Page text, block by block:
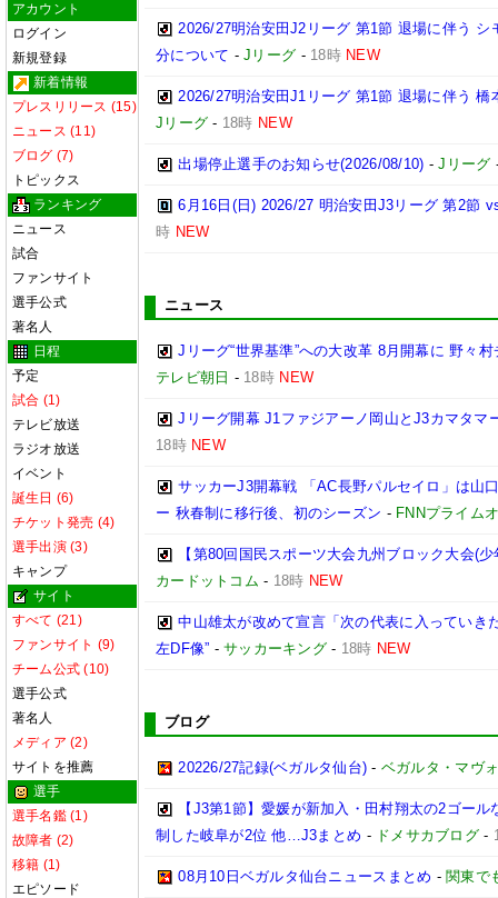
アカウント
ログイン
新規登録
新着情報
プレスリリース (15)
ニュース (11)
ブログ (7)
トピックス
ランキング
ニュース
試合
ファンサイト
選手公式
著名人
日程
予定
試合 (1)
テレビ放送
ラジオ放送
イベント
誕生日 (6)
チケット発売 (4)
選手出演 (3)
キャンプ
サイト
すべて (21)
ファンサイト (9)
チーム公式 (10)
選手公式
著名人
メディア (2)
サイトを推薦
選手
選手名鑑 (1)
故障者 (2)
移籍 (1)
エピソード
2026/27明治安田J2リーグ 第1節 退場に伴う
分について -Jリーグ - 18時 NEW
2026/27明治安田J1リーグ 第1節 退場に伴う
Jリーグ - 18時 NEW
出場停止選手のお知らせ(2026/08/10) -Jリーグ
6月16日(日) 2026/27 明治安田J3リーグ 第2節
時 NEW
ニュース
Jリーグ“世界基準”への大改革 8月開幕に 野々
テレビ朝日 - 18時 NEW
Jリーグ開幕 J1ファジアーノ岡山とJ3カマタマ
18時 NEW
サッカーJ3開幕戦 「AC長野パルセイロ」は山
ー 秋春制に移行後、初のシーズン - FNNプライム
【第80回国民スポーツ大会九州ブロック大会(
カードットコム - 18時 NEW
中山雄太が改めて宣言「次の代表に入っていき
左DF像” -サッカーキング - 18時 NEW
ブログ
20226/27記録(ベガルタ仙台) - ベガルタ・マヴ
【J3第1節】愛媛が新加入・田村翔太の2ゴー
制した岐阜が2位 他…J3まとめ - ドメサカブログ-
08月10日ベガルタ仙台ニュースまとめ - 関東で